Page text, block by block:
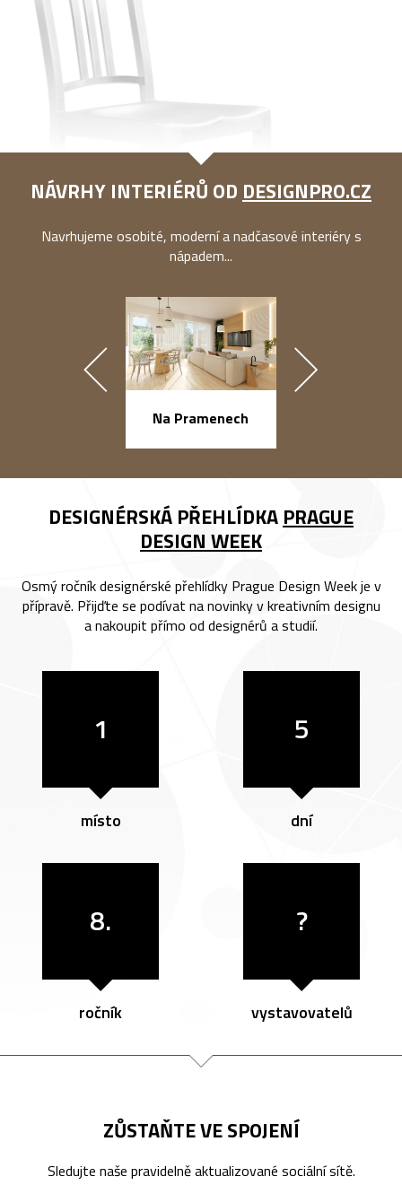
NÁVRHY INTERIÉRŮ OD DESIGNPRO.CZ
Navrhujeme osobité, moderní a nadčasové interiéry s
nápadem...
Na Pramenech
DESIGNÉRSKÁ PŘEHLÍDKA PRAGUE
DESIGN WEEK
Osmý ročník designérské přehlídky Prague Design Week je v
přípravě. Přijďte se podívat na novinky v kreativním designu
a nakoupit přímo od designérů a studií.
1
místo
5
dní
8.
ročník
?
vystavovatelů
ZŮSTAŇTE VE SPOJENÍ
Sledujte naše pravidelně aktualizované sociální sítě.